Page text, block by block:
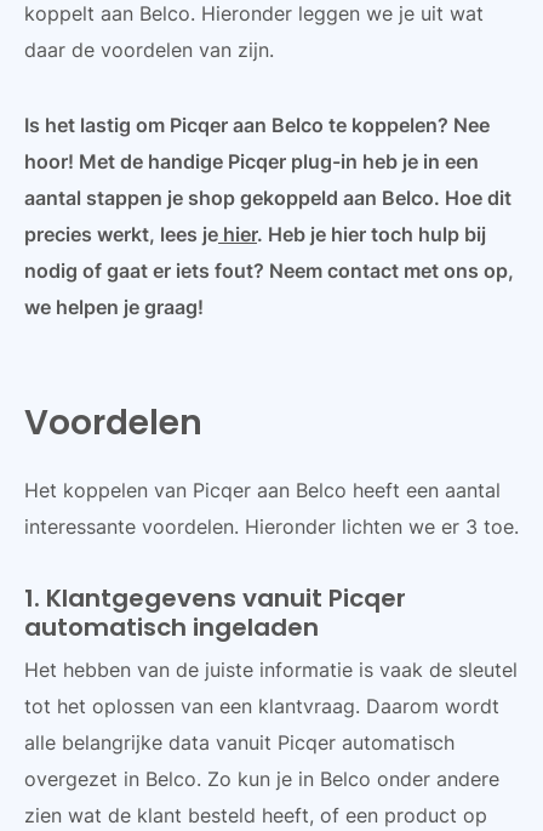
koppelt aan Belco. Hieronder leggen we je uit wat
daar de voordelen van zijn.
Is het lastig om Picqer aan Belco te koppelen? Nee
hoor! Met de handige Picqer plug-in heb je in een
aantal stappen je shop gekoppeld aan Belco. Hoe dit
precies werkt, lees je hier. Heb je hier toch hulp bij
nodig of gaat er iets fout? Neem contact met ons op,
we helpen je graag!
Voordelen
Het koppelen van Picqer aan Belco heeft een aantal
interessante voordelen. Hieronder lichten we er 3 toe.
1. Klantgegevens vanuit Picqer
automatisch ingeladen
Het hebben van de juiste informatie is vaak de sleutel
tot het oplossen van een klantvraag. Daarom wordt
alle belangrijke data vanuit Picqer automatisch
overgezet in Belco. Zo kun je in Belco onder andere
zien wat de klant besteld heeft, of een product op